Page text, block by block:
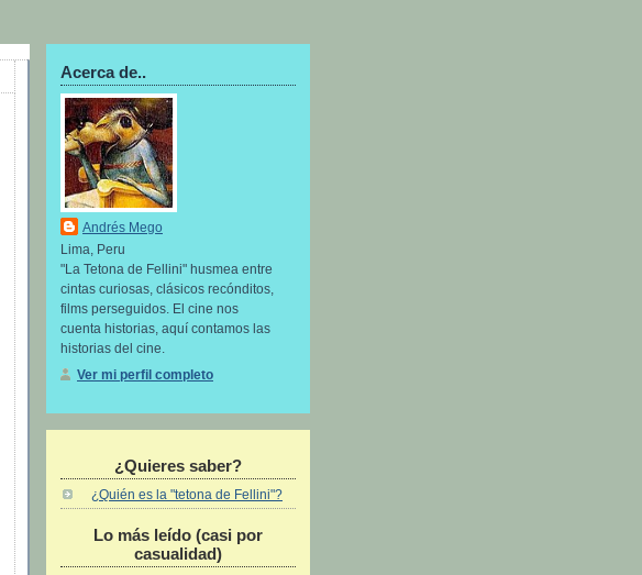
Acerca de..
Andrés Mego
Lima, Peru
"La Tetona de Fellini" husmea entre
cintas curiosas, clásicos recónditos,
films perseguidos. El cine nos
cuenta historias, aquí contamos las
historias del cine.
Ver mi perfil completo
¿Quieres saber?
¿Quién es la "tetona de Fellini"?
Lo más leí­do (casi por
casualidad)